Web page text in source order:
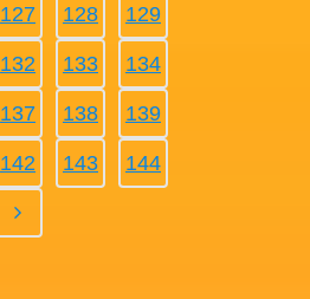
127 128 129
132 133 134
137 138 139
142 143 144